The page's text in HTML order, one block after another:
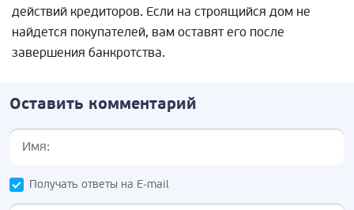
действий кредиторов. Если на строящийся дом не
найдется покупателей, вам оставят его после
завершения банкротства.
Оставить комментарий
Получать ответы на E-mail